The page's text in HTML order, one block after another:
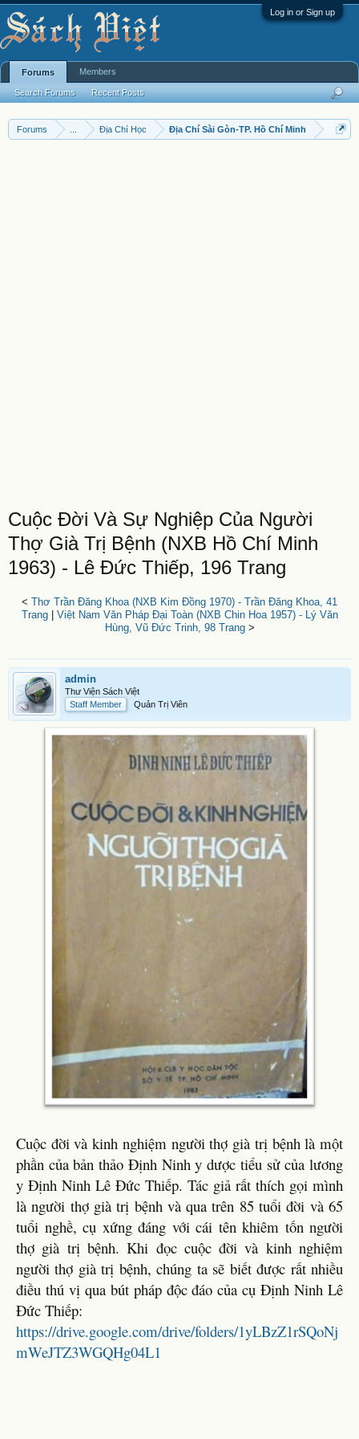
Log in or Sign up
Forums Địa Chí Học Địa Chí Sài Gòn-TP. Hồ Chí Minh
Cuộc Đời Và Sự Nghiệp Của Người
Thợ Già Trị Bệnh (NXB Hồ Chí Minh
1963) - Lê Đức Thiếp, 196 Trang
< Thơ Trần Đăng Khoa (NXB Kim Đồng 1970) - Trần Đăng Khoa, 41
Trang| Việt Nam Văn Pháp Đại Toàn (NXB Chin Hoa 1957) - Lý Văn
Hùng, Vũ Đức Trinh, 98 Trang>
admin
Thư Viện Sách Việt
Staff Member
Quản Trị Viên
Cuộc đời và kinh nghiệm người thợ già trị bệnh là một
phần của bản thảo Định Ninh y dược tiểu sử của lương
y Định Ninh Lê Đức Thiếp. Tác giả rất thích gọi mình
là người thợ già trị bệnh và qua trên 85 tuổi đời và 65
tuổi nghề, cụ xứng đáng với cái tên khiêm tốn người
thợ già trị bệnh. Khi đọc cuộc đời và kinh nghiệm
người thợ già trị bệnh, chúng ta sẽ biết được rất nhiều
điều thú vị qua bút pháp độc đáo của cụ Định Ninh Lê
Đức Thiếp:
https://drive.google.com/drive/folders/1yLBzZ1rSQoNj
mWeJTZ3WGQHg04L1
Forums
Search Forums Recent Posts
Members